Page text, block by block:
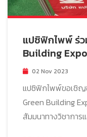
แปซิฟิกไพพ์ ร่
Building
02 Nov 2023
แปซิฟิกไพพ์ขอเชิญ
Green Building
สัมมนาทางวิชาการ